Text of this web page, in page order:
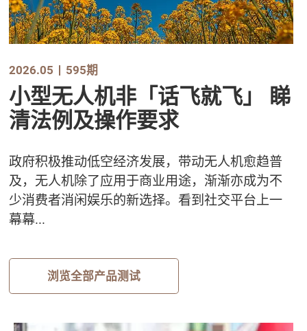
2026.05 595期
小型无人机非「话飞就飞」 睇
清法例及操作要求
政府积极推动低空经济发展，带动无人机愈趋普
及，无人机除了应用于商业用途，渐渐亦成为不
少消费者消闲娱乐的新选择。看到社交平台上一
幕幕...
浏览全部产品测试